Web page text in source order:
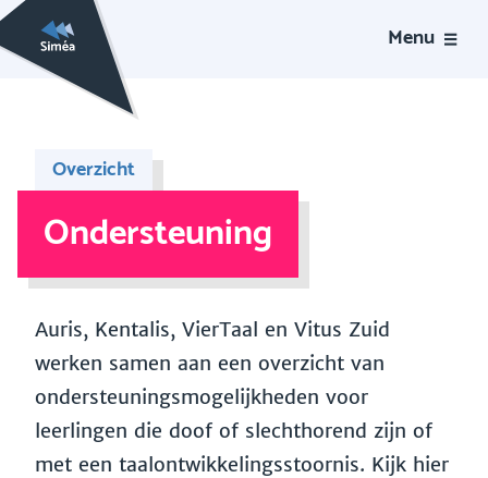
Menu
Overzicht
Ondersteuning
Auris, Kentalis, VierTaal en Vitus Zuid
werken samen aan een overzicht van
ondersteuningsmogelijkheden voor
leerlingen die doof of slechthorend zijn of
met een taalontwikkelingsstoornis. Kijk hier